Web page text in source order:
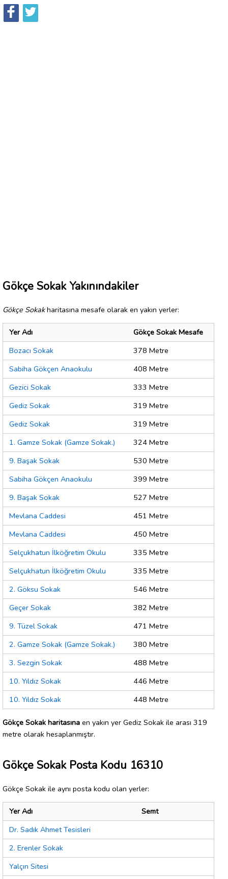
Gökçe Sokak Yakınındakiler
Gökçe Sokakharitasına mesafe olarak en yakın yerler:
Yer Adı
Gökçe Sokak Mesafe
Bozacı Sokak
378 Metre
Sabiha Gökçen Anaokulu
408 Metre
Gezici Sokak
333 Metre
Gediz Sokak
319 Metre
Gediz Sokak
319 Metre
1. Gamze Sokak (Gamze Sokak.)
324 Metre
9. Başak Sokak
530 Metre
Sabiha Gökçen Anaokulu
399 Metre
9. Başak Sokak
527 Metre
Mevlana Caddesi
451 Metre
Mevlana Caddesi
450 Metre
Selçukhatun İlköğretim Okulu
335 Metre
Selçukhatun İlköğretim Okulu
335 Metre
2. Göksu Sokak
546 Metre
Geçer Sokak
382 Metre
9. Tüzel Sokak
471 Metre
2. Gamze Sokak (Gamze Sokak.)
380 Metre
3. Sezgin Sokak
488 Metre
10. Yıldız Sokak
446 Metre
10. Yıldız Sokak
448 Metre
Gökçe Sokak haritasına en yakın yer Gediz Sokak ile arası 319
metre olarak hesaplanmıştır.
Gökçe Sokak Posta Kodu 16310
Gökçe Sokak ile aynı posta kodu olan yerler:
Yer Adı
Semt
Dr. Sadık Ahmet Tesisleri
2. Erenler Sokak
Yalçın Sitesi